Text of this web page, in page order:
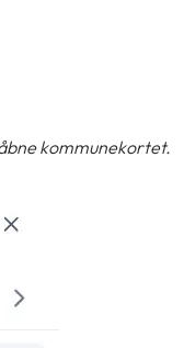
kommunekortet.